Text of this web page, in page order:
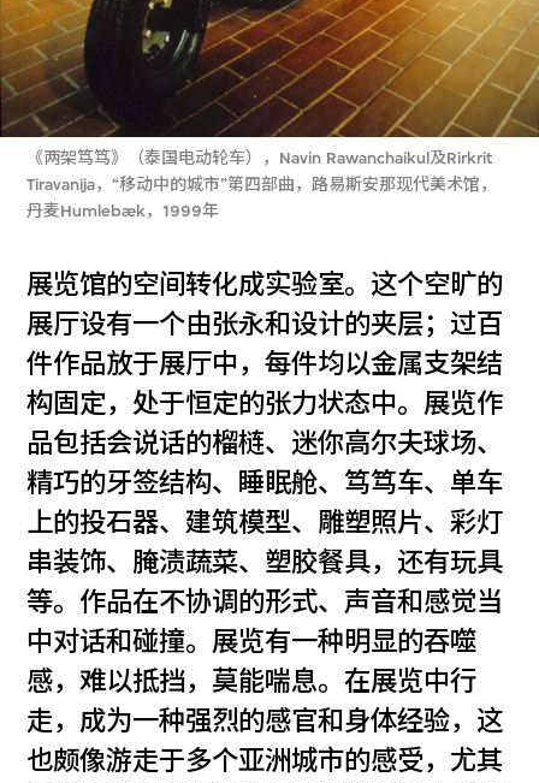
《两架笃笃》（泰国电动轮车），Navin Rawanchaikul及Rirkrit
Tiravanija，“移动中的城市”第四部曲，路易斯安那现代美术馆，
丹麦Humlebæk，1999年
展览馆的空间转化成实验室。这个空旷的
展厅设有一个由张永和设计的夹层；过百
件作品放于展厅中，每件均以金属支架结
构固定，处于恒定的张力状态中。展览作
品包括会说话的榴梿、迷你高尔夫球场、
精巧的牙签结构、睡眠舱、笃笃车、单车
上的投石器、建筑模型、雕塑照片、彩灯
串装饰、腌渍蔬菜、塑胶餐具，还有玩具
等。作品在不协调的形式、声音和感觉当
中对话和碰撞。展览有一种明显的吞噬
感，难以抵挡，莫能喘息。在展览中行
走，成为一种强烈的感官和身体经验，这
也颇像游走于多个亚洲城市的感受，尤其